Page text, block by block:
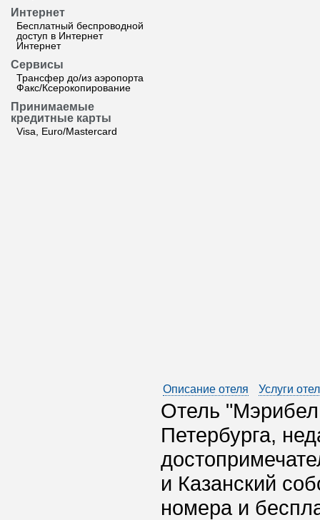
Интернет
Бесплатный беспроводной
доступ в Интернет
Интернет
Сервисы
Трансфер до/из аэропорта
Факс/Ксерокопирование
Принимаемые
кредитные карты
Visa, Euro/Mastercard
Описание отеля Услуги
Отель
Петербурга,
и Казанский
номера и